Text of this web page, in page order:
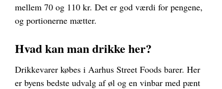
mellem 70 og 110 kr. Det er god værdi for pengene,
og portionerne mætter.
Hvad kan man drikke her?
Drikkevarer købes i Aarhus Street Foods barer. Her
er byens bedste udvalg af øl og en vinbar med pænt